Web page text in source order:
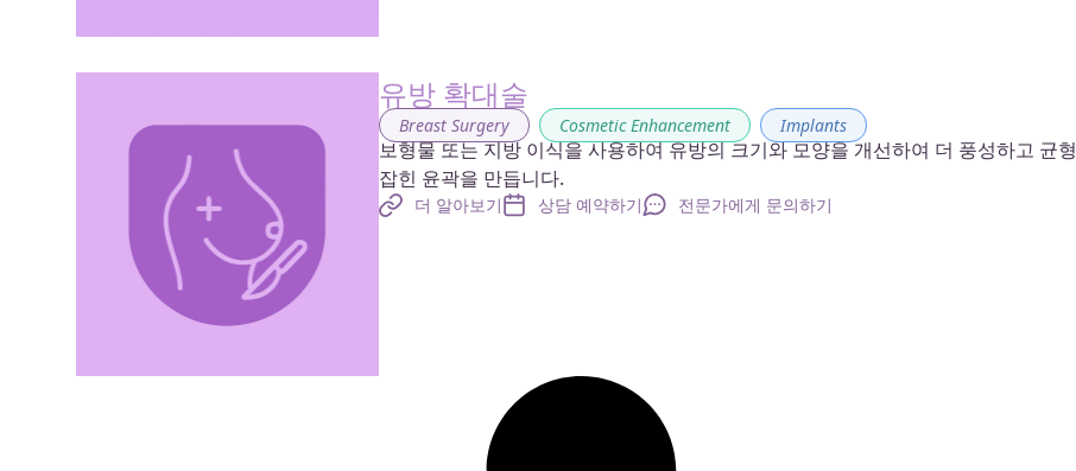
유방 확대술
Breast Surgery , Cosmetic Enhancement , Implants
보형물 또는 지방 이식을 사용하여 유방의 크기와 모양을 개선하여 더 풍성하고 균형
잡힌 윤곽을 만듭니다.
더 알아보기 상담 예약하기 전문가에게 문의하기